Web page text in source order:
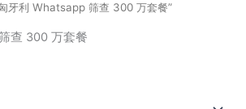
牙利 Whatsapp 筛查 300 万套餐”
查 300 万套餐